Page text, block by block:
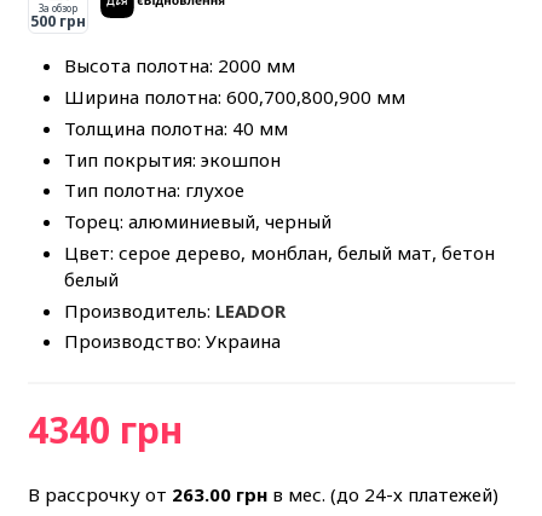
За обзор
500 грн
Высота полотна: 2000 мм
Ширина полотна: 600,700,800,900 мм
Толщина полотна: 40 мм
Тип покрытия: экошпон
Тип полотна: глухое
Торец: алюминиевый, черный
Цвет: серое дерево, монблан, белый мат, бетон
белый
Производитель: LEADOR
Производство: Украина
4340 грн
В рассрочку от 263.00грнв мес. (до 24-х платежей)